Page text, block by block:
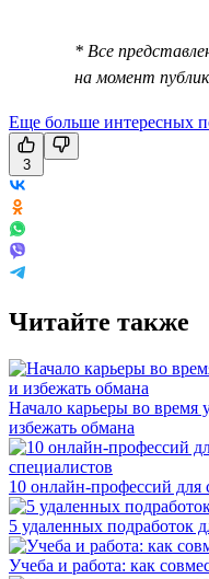
* Все
на момент
Еще больше интересных
3
Читайте также
Начало карьеры во время
избежать обмана
10 онлайн-профессий для
5 удаленных подработок
Учеба и работа: как